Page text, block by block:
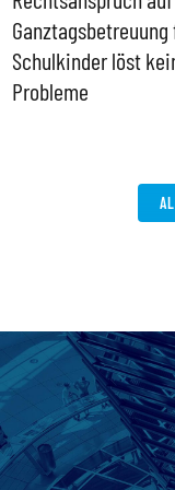
Schulkinder löst
Probleme